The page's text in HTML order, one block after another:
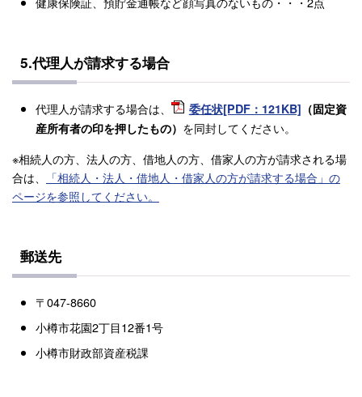
5.代理人が請求する場合
代理人が請求する場合は、 委任状[PDF：121KB] （固定資
産所有者の印を押したもの） を同封してください。
※相続人の方、法人の方、借地人の方、借家人の方が請求される場
合は、
「相続人・法人・借地人・借家人の方が請求する場合」の
ページを参照してください。
郵送先
〒047-8660
小樽市花園2丁目12番1号
小樽市財政部資産税課